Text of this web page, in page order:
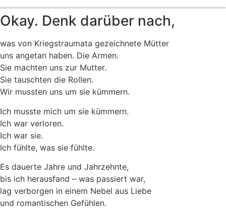
Okay. Denk darüber nach,
was von Kriegstraumata gezeichnete Mütter
uns angetan haben. Die Armen.
Sie machten uns zur Mutter.
Sie tauschten die Rollen.
Wir mussten uns um sie kümmern.
Ich musste mich um sie kümmern.
Ich war verloren.
Ich war sie.
Ich fühlte, was sie fühlte.
Es dauerte Jahre und Jahrzehnte,
bis ich herausfand – was passiert war,
lag verborgen in einem Nebel aus Liebe
und romantischen Gefühlen.